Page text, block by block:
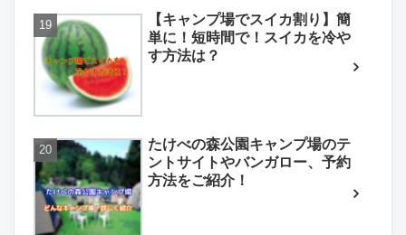
【キャンプ場でスイカ割り】簡
単に！短時間で！スイカを冷や
す方法は？
たけべの森公園キャンプ場のテ
ントサイトやバンガロー、予約
方法をご紹介！